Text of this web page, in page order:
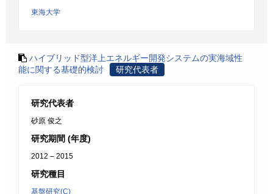
東海大学
ハイブリッド型洋上エネルギー開発システムの実海域性
能に関する基礎的検討
研究代表者
研究代表者
砂原 俊之
研究期間 (年度)
2012 – 2015
研究種目
基盤研究(C)